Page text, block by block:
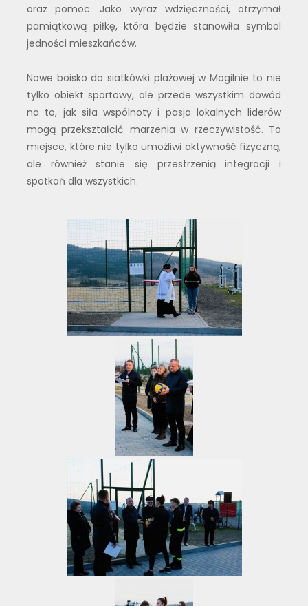
oraz pomoc. Jako wyraz wdzięczności, otrzymał
pamiątkową piłkę, która będzie stanowiła symbol
jedności mieszkańców.
Nowe boisko do siatkówki plażowej w Mogilnie to nie
tylko obiekt sportowy, ale przede wszystkim dowód
na to, jak siła wspólnoty i pasja lokalnych liderów
mogą przekształcić marzenia w rzeczywistość. To
miejsce, które nie tylko umożliwi aktywność fizyczną,
ale również stanie się przestrzenią integracji i
spotkań dla wszystkich.